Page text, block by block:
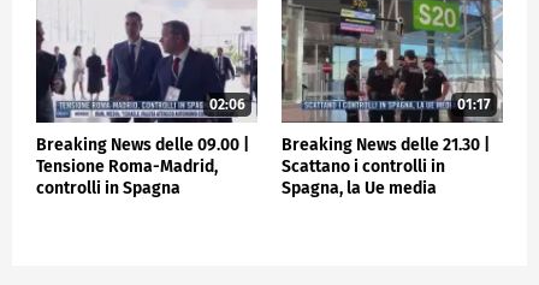
02:06
Breaking News delle 09.00 |
Tensione Roma-Madrid,
controlli in Spagna
01:17
Breaking News delle 21.30 |
Scattano i controlli in
Spagna, la Ue media